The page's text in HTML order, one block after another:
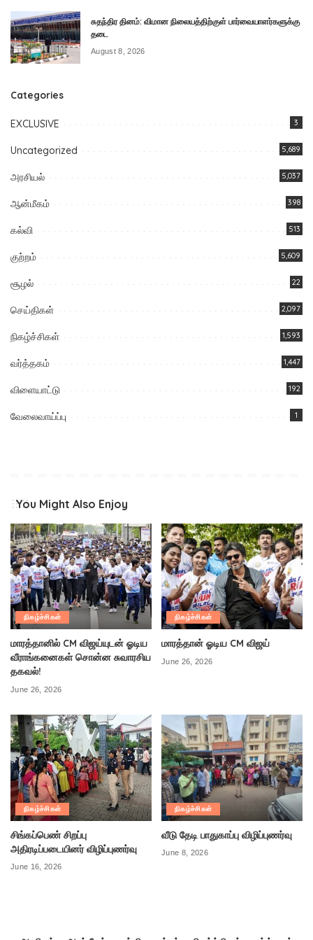
சுதந்திர தினம்: விமான நிலையத்திற்குள் பார்வையாளர்களுக்கு
தடை
August 8, 2026
Categories
EXCLUSIVE 3
Uncategorized 5,689
அரசியல் 5,037
ஆன்மீகம் 398
கல்வி 513
குற்றம் 5,609
சூழல் 22
செய்திகள் 2,097
நிகழ்ச்சிகள் 1,593
வர்த்தகம் 1,447
விளையாட்டு 192
வேலைவாய்ப்பு 1
You Might Also Enjoy
நிகழ்ச்சிகள்
மாரத்தானில் CM விஜய்யுடன் ஓடிய
வீராங்கனைகள் சொன்ன சுவாரசிய
தகவல்!
June 26, 2026
நிகழ்ச்சிகள்
மாரத்தான் ஓடிய CM விஜய்
June 26, 2026
நிகழ்ச்சிகள்
சிங்கப்பெண் சிறப்பு
அதிரடிப்படையினர் விழிப்புணர்வு
June 16, 2026
நிகழ்ச்சிகள்
வீடு தேடி பாதுகாப்பு விழிப்புணர்வு
June 8, 2026